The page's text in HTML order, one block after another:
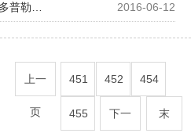
2016-06-12
上一
页
451 452 454
455 下一 末